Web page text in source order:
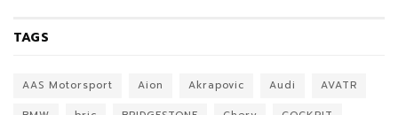
TAGS
AAS Motorsport Aion Akrapovic Audi
AVATR